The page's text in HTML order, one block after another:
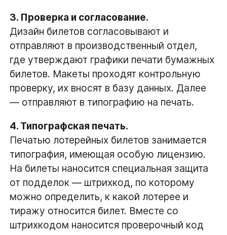
3. Проверка и согласование.
Дизайн билетов согласовывают и
отправляют в производственный отдел,
где утверждают графики печати бумажных
билетов. Макеты проходят контрольную
проверку, их вносят в базу данных. Далее
— отправляют в типографию на печать.
4. Типографская печать.
Печатью лотерейных билетов занимается
типография, имеющая особую лицензию.
На билеты наносится специальная защита
от подделок — штрихкод, по которому
можно определить, к какой лотерее и
тиражу относится билет. Вместе со
штрихкодом наносится проверочный код